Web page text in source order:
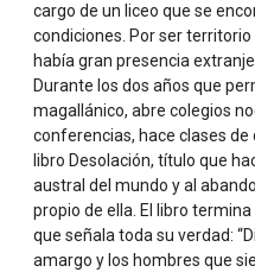
cargo de un liceo que se
condiciones. Por ser
había gran presencia
Durante los dos años que
magallánico, abre colegios
conferencias, hace clases de
libro Desolación, título que
austral del mundo y al
propio de ella. El libro
que señala toda su verdad:
amargo y los hombres que
6. «Las palabras son el
con ellas podemos hacer el
aprender a usarlas con